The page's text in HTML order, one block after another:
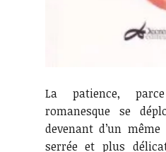
La patience,
romanesque se
devenant d’un
serrée et plus